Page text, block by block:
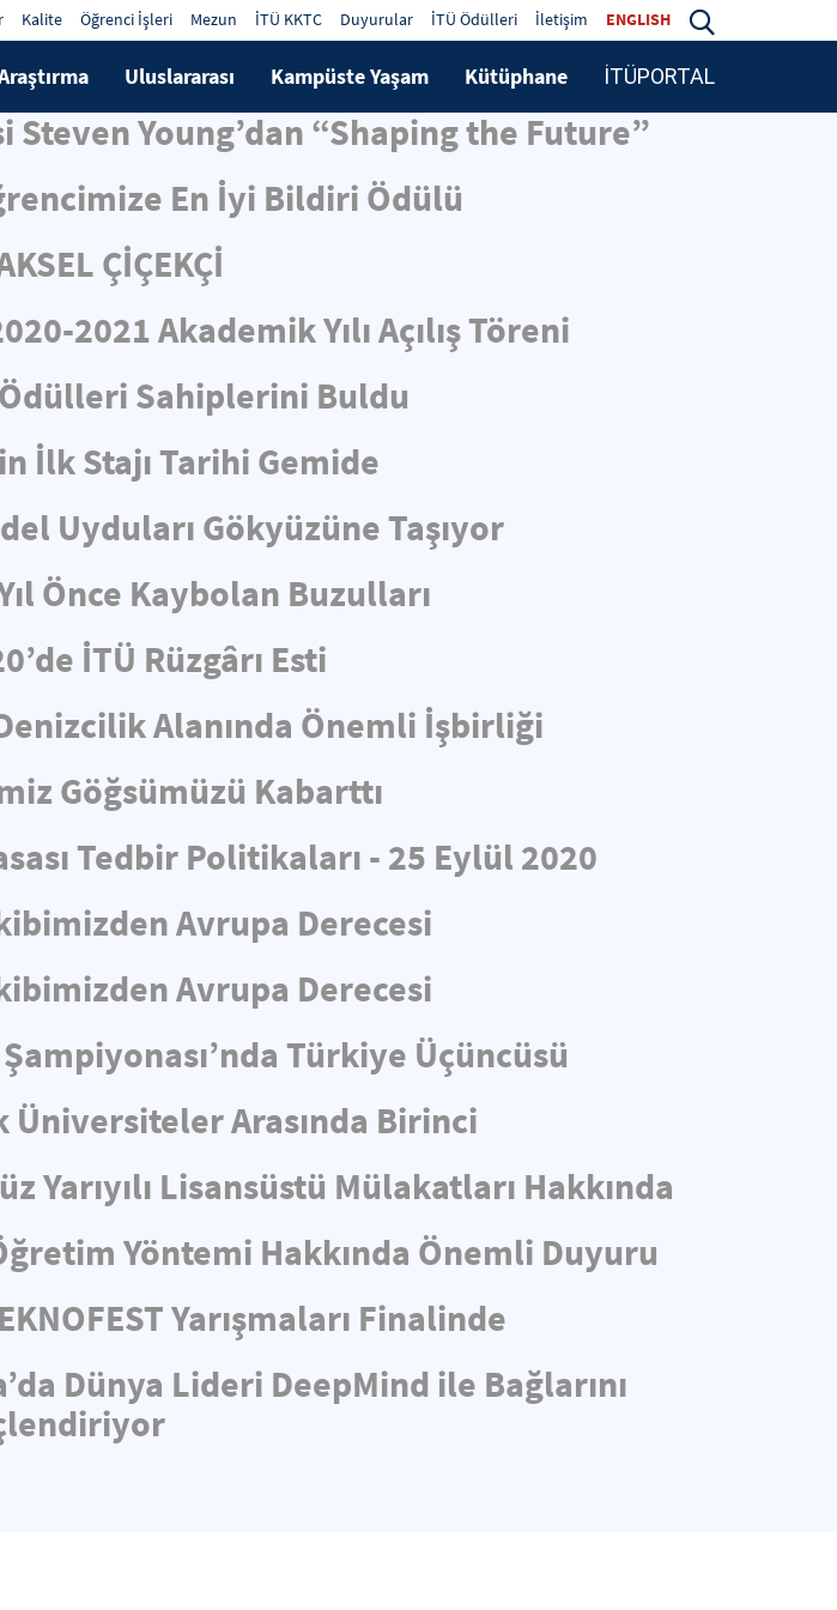
Kalite Öğrenci İşleri Mezun İTÜ KKTC Duyurular İTÜ Ödülleri İletişim ENGLISH
Uluslararası Kampüste Yaşam Kütüphane İTÜPORTAL
Steven Young’dan “Shaping the Future”
En İyi Bildiri Ödülü
ÇİÇEKÇİ
2021 Akademik Yılı Açılış Töreni
Sahiplerini Buldu
İlk Stajı Tarihi Gemide
Uyduları Gökyüzüne Taşıyor
Önce Kaybolan Buzulları
İTÜ Rüzgârı Esti
Alanında Önemli İşbirliği
Göğsümüzü Kabarttı
Tedbir Politikaları - 25 Eylül 2020
Avrupa Derecesi
Avrupa Derecesi
Türkiye Üçüncüsü
Üniversiteler Arasında Birinci
Yarıyılı Lisansüstü Mülakatları Hakkında
Yöntemi Hakkında Önemli Duyuru
Yarışmaları Finalinde
Dünya Lideri DeepMind ile Bağlarını